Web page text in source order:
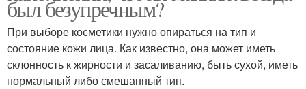
был безупречным?
При выборе косметики нужно опираться на тип и
состояние кожи лица. Как известно, она может иметь
склонность к жирности и засаливанию, быть сухой, иметь
нормальный либо смешанный тип.